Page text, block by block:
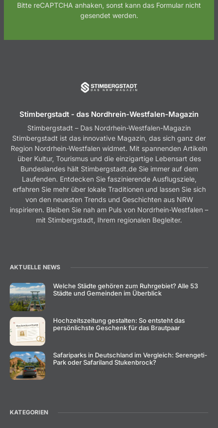
Bitte reCAPTCHA anhaken, sonst kann das Formular nicht
gesendet werden.
Stimbergstadt - das Nordhrein-Westfalen-Magazin
Stimbergstadt – Das Nordrhein-Westfalen-Magazin
Stimbergstadt ist das innovative Magazin, das sich ganz der
Region Nordrhein-Westfalen widmet. Mit spannenden Artikeln
über Kultur, Tourismus und die einzigartige Lebensart des
Bundeslandes hält Stimbergstadt.de Sie immer auf dem
Laufenden. Entdecken Sie faszinierende Ausflugsziele,
erfahren Sie mehr über lokale Traditionen und lassen Sie sich
von den neuesten Trends und Geschichten aus NRW
inspirieren. Bleiben Sie nah am Puls von Nordrhein-Westfalen –
mit Stimbergstadt, Ihrem regionalen Begleiter.
AKTUELLE NEWS
Welche Städte gehören zum Ruhrgebiet? Alle 53
Städte und Gemeinden im Überblick
Hochzeitszeitung gestalten: So entsteht das
persönlichste Geschenk für das Brautpaar
Safariparks in Deutschland im Vergleich: Serengeti-
Park oder Safariland Stukenbrock?
KATEGORIEN